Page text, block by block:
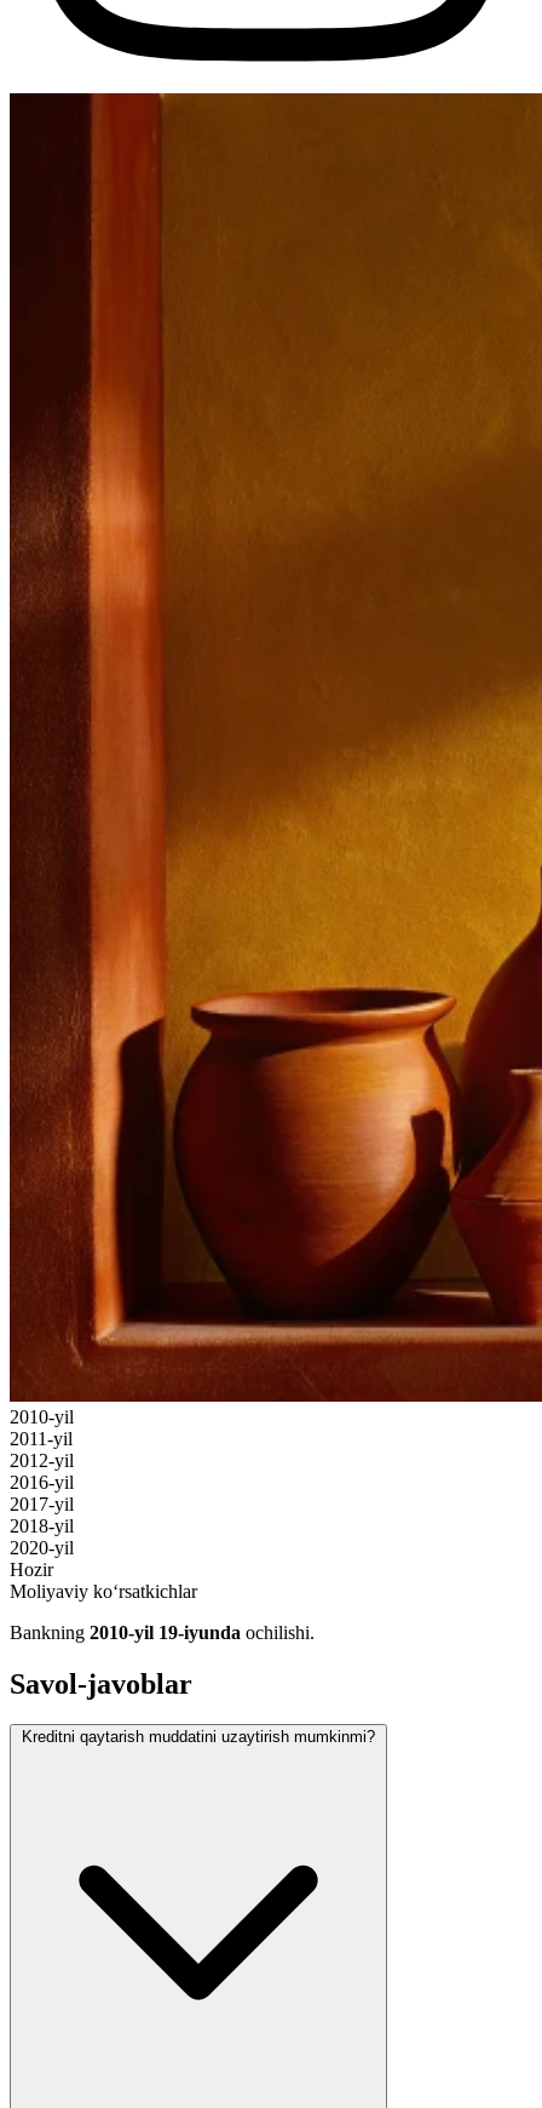
2010-yil
2011-yil
2012-yil
2016-yil
2017-yil
2018-yil
2020-yil
Hozir
Moliyaviy ko‘rsatkichlar
Bankning 2010-yil 19-iyunda ochilishi.
Savol-javoblar
Kreditni qaytarish muddatini uzaytirish mumkinmi?